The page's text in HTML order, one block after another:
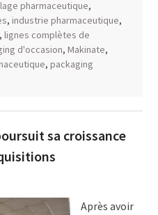
pharmaceutique,
, industrie pharmaceutique,
, lignes complètes de
d'occasion, Makinate,
, packaging
sa croissance
Après avoir